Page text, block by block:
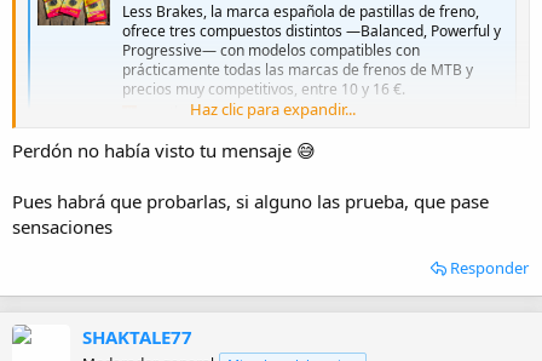
Less Brakes, la marca española de pastillas de freno,
ofrece tres compuestos distintos —Balanced, Powerful y
Progressive— con modelos compatibles con
prácticamente todas las marcas de frenos de MTB y
precios muy competitivos, entre 10 y 16 €.
esmtb.comHaz clic para expandir...
Perdón no había visto tu mensaje 😅
Pues habrá que probarlas, si alguno las prueba, que pase
sensaciones
Responder
SHAKTALE77